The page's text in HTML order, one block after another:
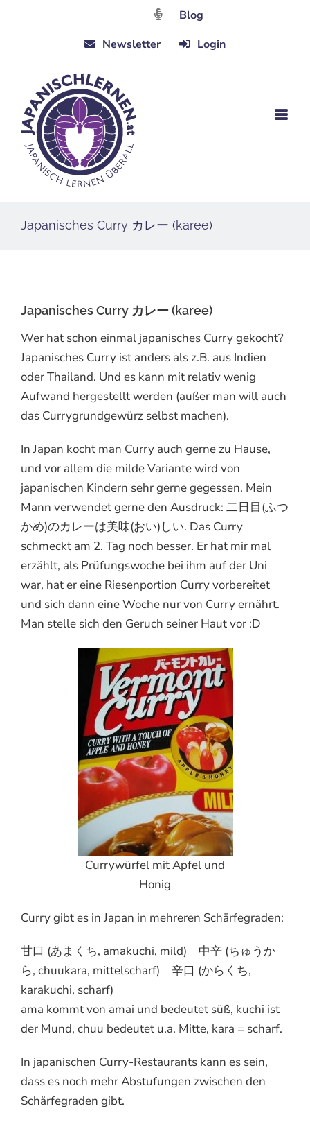
Blog
Newsletter
Login
Japanisches Curry カレー (karee)
Japanisches Curry カレー (karee)
Wer hat schon einmal japanisches Curry gekocht?
Japanisches Curry ist anders als z.B. aus Indien
oder Thailand. Und es kann mit relativ wenig
Aufwand hergestellt werden (außer man will auch
das Currygrundgewürz selbst machen).
In Japan kocht man Curry auch gerne zu Hause,
und vor allem die milde Variante wird von
japanischen Kindern sehr gerne gegessen. Mein
Mann verwendet gerne den Ausdruck: 二日目(ふつ
かめ)のカレーは美味(おい)しい. Das Curry
schmeckt am 2. Tag noch besser. Er hat mir mal
erzählt, als Prüfungswoche bei ihm auf der Uni
war, hat er eine Riesenportion Curry vorbereitet
und sich dann eine Woche nur von Curry ernährt.
Man stelle sich den Geruch seiner Haut vor :D
Currywürfel mit Apfel und
Honig
Curry gibt es in Japan in mehreren Schärfegraden:
甘口 (あまくち, amakuchi, mild) 中辛 (ちゅうか
ら, chuukara, mittelscharf) 辛口 (からくち,
karakuchi, scharf)
ama kommt von amai und bedeutet süß, kuchi ist
der Mund, chuu bedeutet u.a. Mitte, kara = scharf.
In japanischen Curry-Restaurants kann es sein,
dass es noch mehr Abstufungen zwischen den
Schärfegraden gibt.